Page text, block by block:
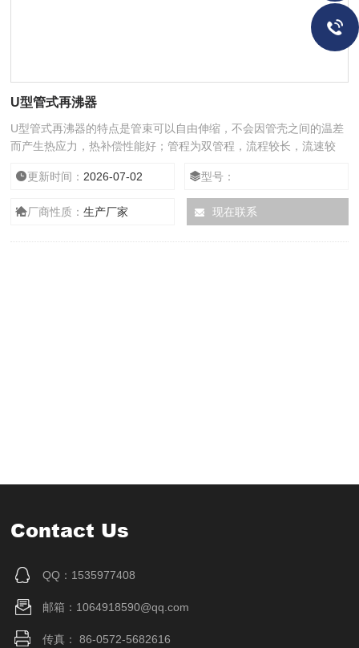
U型管式再沸器
U型管式再沸器的特点是管束可以自由伸缩，不会因管壳之间的温差
而产生热应力，热补偿性能好；管程为双管程，流程较长，流速较
清洗，且结构简单，造价便宜。
更新时间： 2026-07-02 型号：
厂商性质：生产厂家 现在联系
Contact Us
QQ：1535977408
邮箱：1064918590@qq.com
传真： 86-0572-5682616